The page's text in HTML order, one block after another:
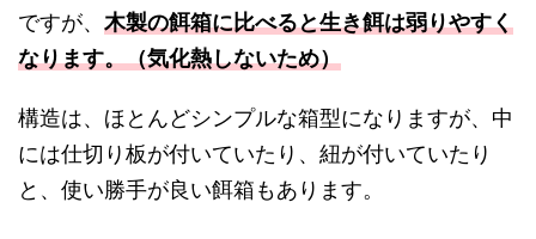
ですが、 木製の餌箱に比べると生き餌は弱りやすく
なります。（気化熱しないため）
構造は、ほとんどシンプルな箱型になりますが、中
には仕切り板が付いていたり、紐が付いていたり
と、使い勝手が良い餌箱もあります。